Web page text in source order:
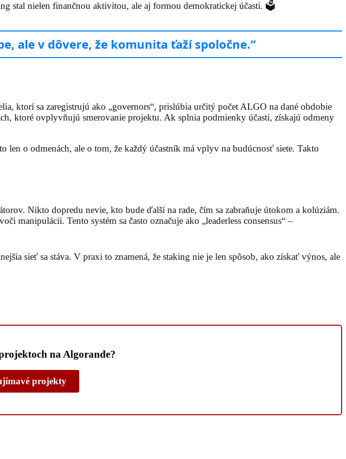
stal nielen finančnou aktivitou, ale aj formou demokratickej účasti. 🗳️
ale v dôvere, že komunita ťaží spoločne.“
ktorí sa zaregistrujú ako „governors“, prislúbia určitý počet ALGO na dané obdobie
ktoré ovplyvňujú smerovanie projektu. Ak splnia podmienky účasti, získajú odmeny
o odmenách, ale o tom, že každý účastník má vplyv na budúcnosť siete. Takto
Nikto dopredu nevie, kto bude ďalší na rade, čím sa zabraňuje útokom a kolúziám.
Tento systém sa často označuje ako „leaderless consensus“ –
sieť sa stáva. V praxi to znamená, že staking nie je len spôsob, ako získať výnos, ale
na Algorande?
projekty